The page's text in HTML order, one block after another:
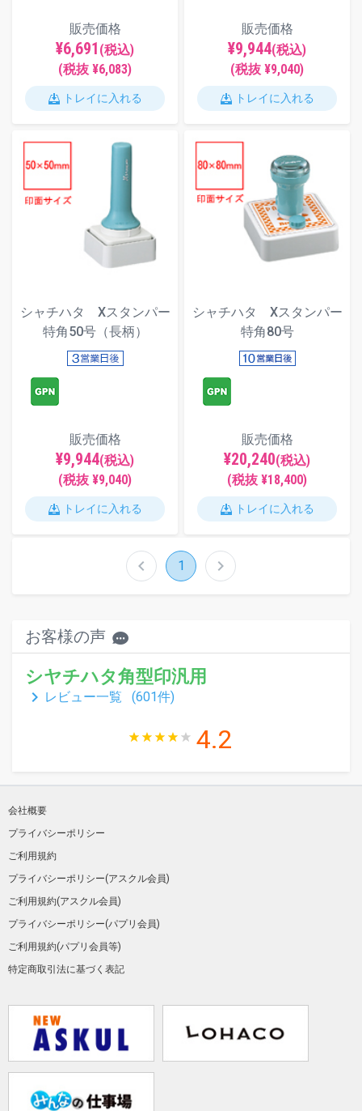
販売価格
¥6,691 (税込)
(税抜 ¥6,083)
トレイに入れる
販売価格
¥9,944(税込)
(税抜 ¥9,040)
トレイに入れる
シャチハタ Xスタンパー
特角50号（長柄）
販売価格
¥9,944(税込)
(税抜 ¥9,040)
トレイに入れる
シャチハタ Xスタンパー
特角80号
販売価格
¥20,240(税込)
(税抜 ¥18,400)
トレイに入れる
chevron_left 1 chevron_right
お客様の声
シヤチハタ角型印汎用
keyboard_arrow_right レビュー一覧 (601件)
4.2
会社概要
プライバシーポリシー
ご利用規約
プライバシーポリシー(アスクル会員)
ご利用規約(アスクル会員)
プライバシーポリシー(パプリ会員)
ご利用規約(パプリ会員等)
特定商取引法に基づく表記